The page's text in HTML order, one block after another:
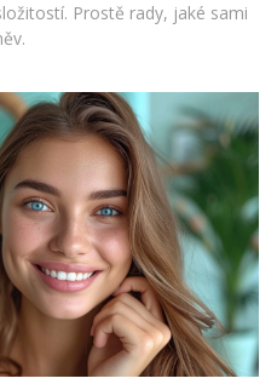
Prostě rady, jaké sami